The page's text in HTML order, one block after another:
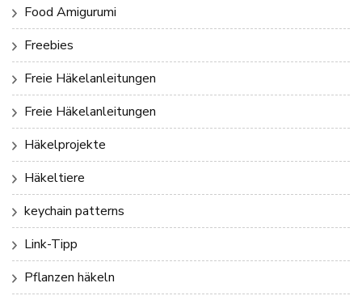
Food Amigurumi
Freebies
Freie Häkelanleitungen
Freie Häkelanleitungen
Häkelprojekte
Häkeltiere
keychain patterns
Link-Tipp
Pflanzen häkeln